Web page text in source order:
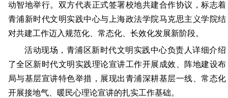
动智地举行。双方代表正式签署校地共建合作协议，标志着
青浦新时代文明实践中心与上海政法学院马克思主义学院结
对共建工作迈入规范化、常态化、长效化发展新阶段。
活动现场，青浦区新时代文明实践中心负责人详细介绍
了全区新时代文明实践理论宣讲工作开展成效、阵地建设布
局与基层宣讲特色举措，展现出青浦深耕基层一线、常态化
开展接地气、暖民心理论宣讲的扎实工作基础。